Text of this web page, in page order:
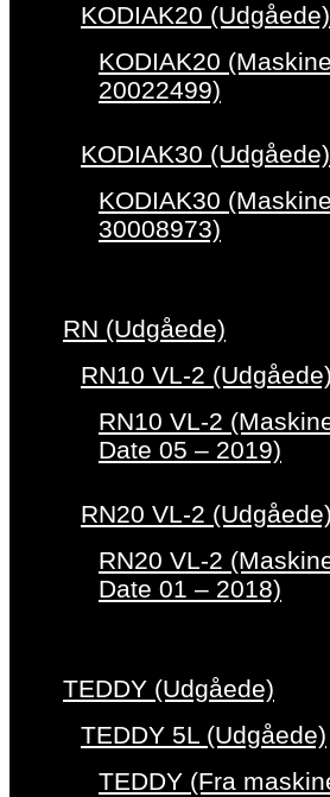
KODIAK20 (Udgåede)
KODIAK20
20022499)
KODIAK30 (Udgåede)
KODIAK30
30008973)
RN (Udgåede)
RN10 VL-2 (Udgåede)
RN10 VL-2
Date 05 – 2019)
RN20 VL-2 (Udgåede)
RN20 VL-2
Date 01 – 2018)
TEDDY (Udgåede)
TEDDY 5L (Udgåede)
TEDDY (Fra